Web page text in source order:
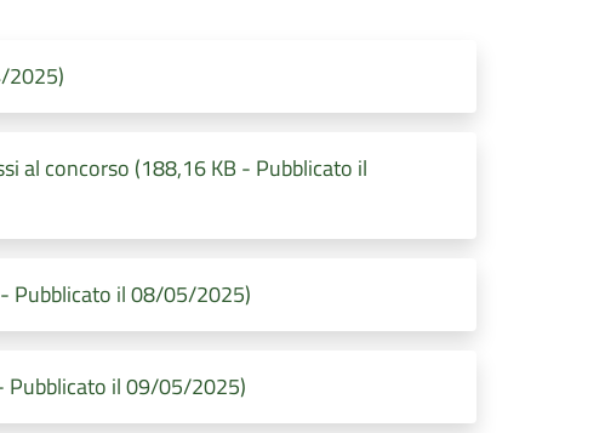
2025)
al concorso (188,16 KB - Pubblicato il
Pubblicato il 08/05/2025)
Pubblicato il 09/05/2025)